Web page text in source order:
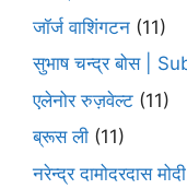
जॉर्ज वाशिंगटन (11)
सुभाष चन्द्र बोस |
एलेनोर रुज़वेल्ट (11)
ब्रूस ली (11)
नरेन्द्र दामोदरदास मोदी